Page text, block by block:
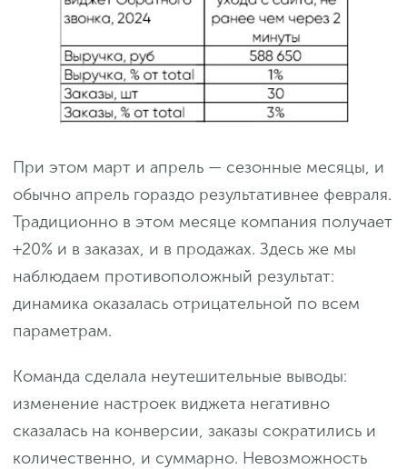
При этом март и апрель — сезонные месяцы, и
обычно апрель гораздо результативнее февраля.
Традиционно в этом месяце компания получает
+20% и в заказах, и в продажах. Здесь же мы
наблюдаем противоположный результат:
динамика оказалась отрицательной по всем
параметрам.
Команда сделала неутешительные выводы:
изменение настроек виджета негативно
сказалась на конверсии, заказы сократились и
количественно, и суммарно. Невозможность